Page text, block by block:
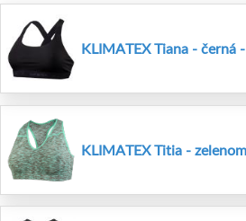
KLIMATEX Tiana - černá
KLIMATEX Titia -